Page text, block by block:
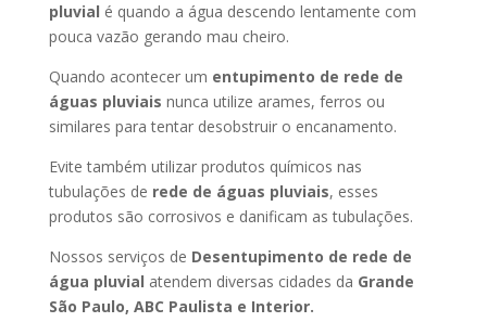
pluvial é quando a água descendo lentamente com
pouca vazão gerando mau cheiro.
Quando acontecer um entupimento de rede de
águas pluviais nunca utilize arames, ferros ou
similares para tentar desobstruir o encanamento.
Evite também utilizar produtos químicos nas
tubulações de rede de águas pluviais, esses
produtos são corrosivos e danificam as tubulações.
Nossos serviços de Desentupimento de rede de
água pluvial atendem diversas cidades da Grande
São Paulo, ABC Paulista e Interior.